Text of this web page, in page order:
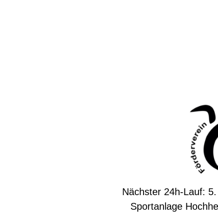
Nächster 24h-Lauf:
Sportanlage